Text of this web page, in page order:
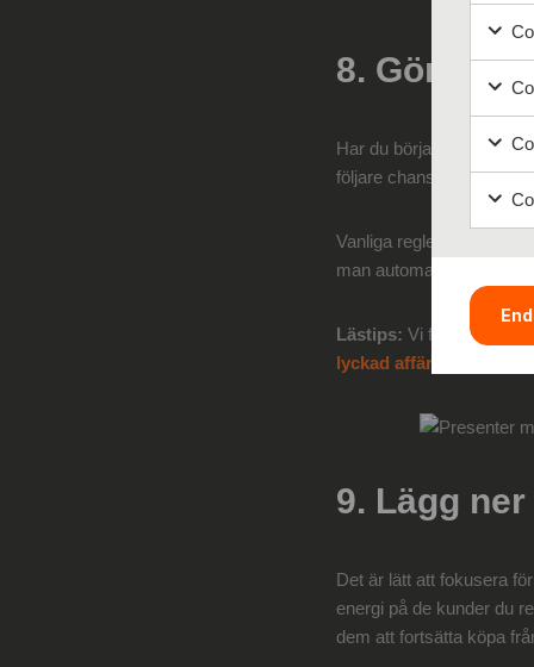
8. Gör en
Har du börjat få en lite
följare chansen att vinna
Vanliga regler för att
man automatiskt mer
Lästips: Vi förklarar
lyckad affärsidé
9. Lägg
Det är lätt att fokusera
energi på de kunder du
dem att fortsätta köpa